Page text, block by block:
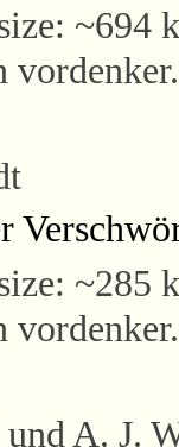
~694
~285
und A. J.